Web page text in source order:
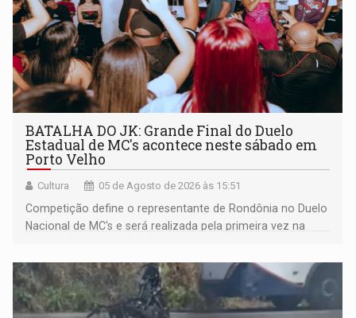
BATALHA DO JK: Grande Final do Duelo
Estadual de MC's acontece neste sábado em
Porto Velho
Cultura 05 de Agosto de 2026 às 15:51
Competição define o representante de Rondônia no Duelo
Nacional de MC's e será realizada pela primeira vez na